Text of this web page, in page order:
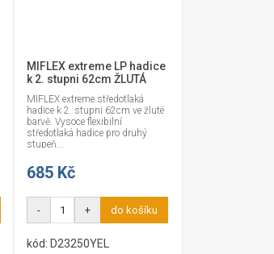
MIFLEX extreme LP hadice
k 2. stupni 62cm ŽLUTÁ
MIFLEX extreme středotlaká
hadice k 2. stupni 62cm ve žluté
barvě. Vysoce flexibilní
středotlaká hadice pro druhý
stupeň...
685 Kč
- + do košíku
kód: D23250YEL